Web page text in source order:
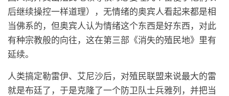
后继续操控一样道理），无情绪的奥宾人看起来都是相
当佛系的，但奥宾人认为情绪这个东西是好东西，对此
有种宗教般的向往，这在第三部《消失的殖民地》里有
延续。
人类搞定勒雷伊、艾尼沙后，对殖民联盟来说最大的雷
就是布廷了，于是克隆了一个防卫队士兵雅列，并把当